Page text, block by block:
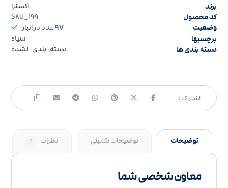
برند اکسترا
کد محصول SKU_۱۹۹
وضعیت ۹۷عدد در انبار
برچسبها سیاه
دسته بندی ها دسته-بندی-نشده
توضیحات توضیحات تکمیلی نظرات ۴
معاون شخصی شما